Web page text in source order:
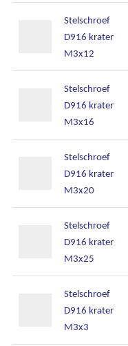
Stelschroef
D916 krater
M3x12
Stelschroef
D916 krater
M3x16
Stelschroef
D916 krater
M3x20
Stelschroef
D916 krater
M3x25
Stelschroef
D916 krater
M3x3